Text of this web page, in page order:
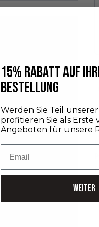
15% RABATT AUF
BESTELLUNG
Werden Sie Teil
profitieren Sie als Erste
Angeboten für unsere
WEITER